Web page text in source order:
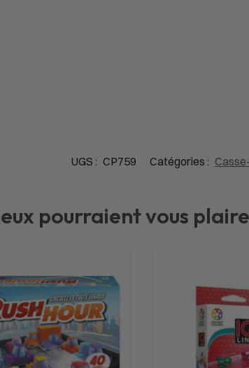
UGS : CP759 Catégories :
pourraient vous plaire